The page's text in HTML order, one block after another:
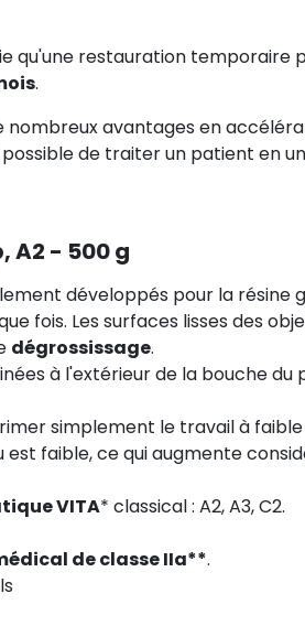
qu'une restauration temporaire
.
nombreux avantages en
de traiter un patient en
A2 - 500 g
développés pour la résine
fois. Les surfaces lisses des
dégrossissage.
à l'extérieur de la bouche du
simplement le travail à
faible, ce qui augmente
VITA* classical : A2, A3, C2.
de classe IIa**.